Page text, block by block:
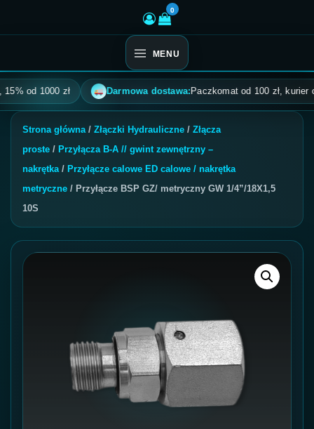
0
MENU
1000 zł Darmowa dostawa:Paczkomat od 100 zł, kurier od
Strona główna/ Złączki Hydrauliczne / Złącza
proste / Przyłącza B-A // gwint zewnętrzny –
nakrętka/ Przyłącze calowe ED calowe / nakrętka
metryczne / Przyłącze BSP GZ/ metryczny GW 1/4”/18X1,5
10S